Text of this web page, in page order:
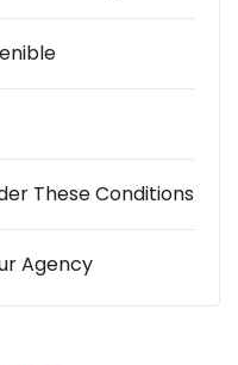
These Conditions
Agency